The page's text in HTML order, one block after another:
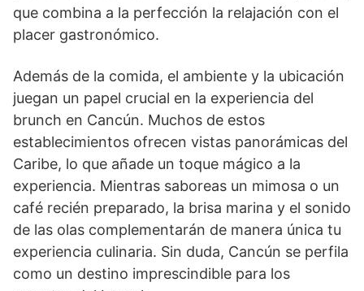
que combina a la perfección la relajación con el
placer gastronómico.
Además de la comida, el ambiente y la ubicación
juegan un papel crucial en la experiencia del
brunch en Cancún. Muchos de estos
establecimientos ofrecen vistas panorámicas del
Caribe, lo que añade un toque mágico a la
experiencia. Mientras saboreas un mimosa o un
café recién preparado, la brisa marina y el sonido
de las olas complementarán de manera única tu
experiencia culinaria. Sin duda, Cancún se perfila
como un destino imprescindible para los